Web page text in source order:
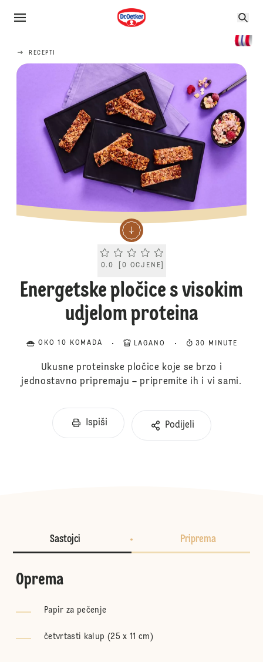
RECEPTI
Current rating 0.0. Click to rate.
0.0 0 OCJENE
Energetske pločice s visokim
udjelom proteina
OKO 10 KOMADA LAGANO 30 MINUTE
Ukusne proteinske pločice koje se brzo i
jednostavno pripremaju – pripremite ih i vi sami.
Ispiši Podijeli
Sastojci Priprema
Oprema
Papir za pečenje
četvrtasti kalup (25 x 11 cm)